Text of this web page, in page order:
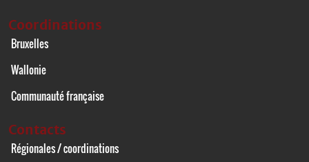
Coordinations
Bruxelles
Wallonie
Communauté française
Contacts
Régionales / coordinations